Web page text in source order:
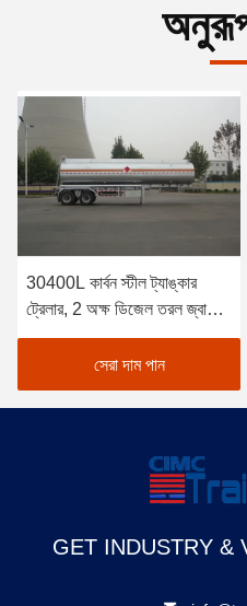
30400L কার্বন স্টীল ট্যাঙ্কার
ট্রেলার, 2 অক্ষ ডিজেল তরল জ্বালানী
ট্যাঙ্কার সেমি ট্রেলার
সেরা দাম পান
GET INDUSTRY &